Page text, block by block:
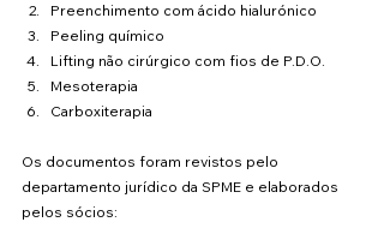
Preenchimento com ácido hialurónico
Peeling químico
Lifting não cirúrgico com fios de P.D.O.
Mesoterapia
Carboxiterapia
Os documentos foram revistos pelo
departamento jurídico da SPME e elaborados
pelos sócios: